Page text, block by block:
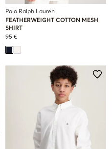
Polo Ralph Lauren
FEATHERWEIGHT COTTON MESH
SHIRT
95 €